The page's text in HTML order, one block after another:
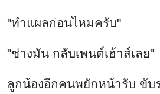
"ทำแผลก่อนไหมครับ"
"ช่างมัน กลับเพนต์เฮ้าส์เลย"
ลูกน้องอีกคนพยักหน้ารับ ขับ